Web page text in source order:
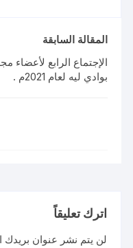
المقالة السابقة
الإجتماع الرابع لأعضاء
بوادي ليه لعام 2021م .
اترك تعليقاً
لن يتم نشر عنوان بريدك